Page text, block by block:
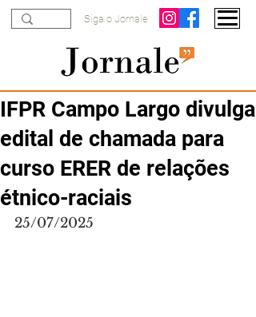
Siga o Jornale
IFPR Campo Largo divulga
edital de chamada para
curso ERER de relações
étnico-raciais
25/07/2025